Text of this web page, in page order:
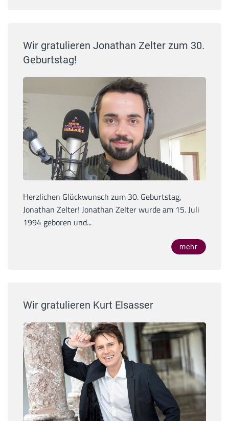
Wir gratulieren Jonathan Zelter zum 30.
Geburtstag!
Herzlichen Glückwunsch zum 30. Geburtstag,
Jonathan Zelter! Jonathan Zelter wurde am 15. Juli
1994 geboren und...
mehr
Wir gratulieren Kurt Elsasser